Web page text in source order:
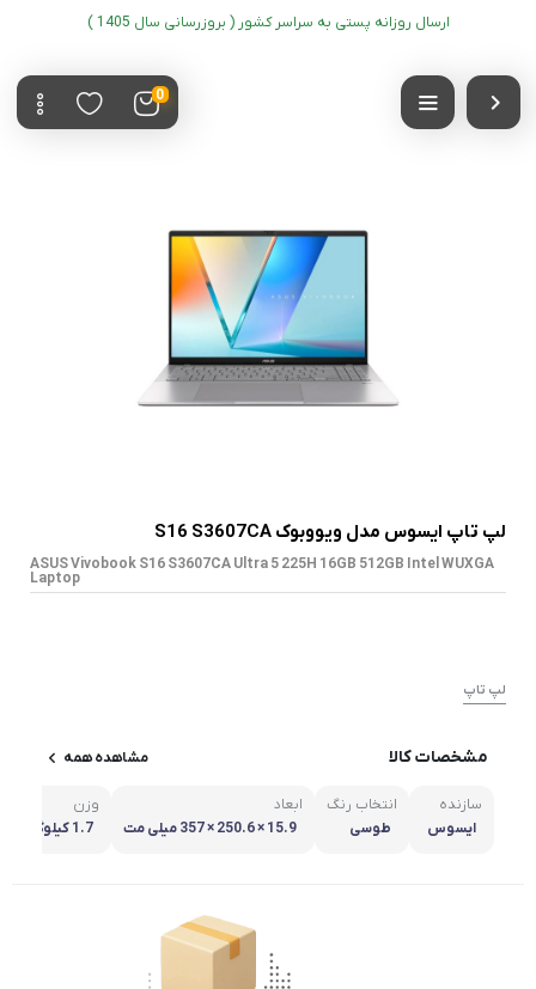
ارسال روزانه پستی به سراسر کشور ( بروزرسانی سال 1405 )
0
لپ تاپ ایسوس مدل ویووبوک S16 S3607CA
ASUS Vivobook S16 S3607CA Ultra 5 225H 16GB 512GB Intel WUXGA
Laptop
لپ تاپ
مشخصات کالا مشاهده همه
سازنده
ایسوس
انتخاب رنگ
طوسی
ابعاد
15.9 × 250.6 × 357 میلی‌ مت
وزن
1.7 کیلوگرم